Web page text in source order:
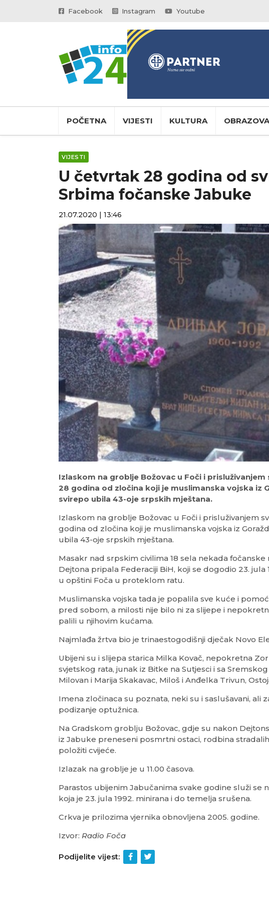
Facebook Instagram Youtube
POČETNA VIJESTI KULTURA
VIJESTI
U četvrtak 28 godina od
Srbima fočanske Jabuke
21.07.2020 | 13:46
Izlaskom na groblje Božovac u Foči i
28 godina od zločina koji je muslimanska vojska iz
svirepo ubila 43-oje srpskih mještana.
Izlaskom na groblje Božovac u Foči i prisluživanjem
godina od zločina koji je muslimanska vojska iz
ubila 43-oje srpskih mještana.
Masakr nad srpskim civilima 18 sela nekada
Dejtona pripala Federaciji BiH, koji se dogodio 23.
u opštini Foča u proteklom ratu.
Muslimanska vojska tada je popalila sve kuće i
pred sobom, a milosti nije bilo ni za slijepe i
palili u njihovim kućama.
Najmlađa žrtva bio je trinaestogodišnji dječak Novo
Ubijeni su i slijepa starica Milka Kovač, nepokretna
svjetskog rata, junak iz Bitke na Sutjesci i sa
Milovan i Marija Skakavac, Miloš i Anđelka Trivun,
Imena zločinaca su poznata, neki su i saslušavani, ali
podizanje optužnica.
Na Gradskom groblju Božovac, gdje su nakon
iz Jabuke preneseni posmrtni ostaci, rodbina
položiti cvijeće.
Izlazak na groblje je u 11.00 časova.
Parastos ubijenim Jabučanima svake godine služi se
koja je 23. jula 1992. minirana i do temelja srušena.
Crkva je prilozima vjernika obnovljena 2005. godine.
Izvor: Radio Foča
Podijelite vijest: